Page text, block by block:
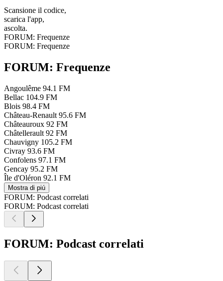
Scansione il codice,
scarica l'app,
ascolta.
FORUM: Frequenze
FORUM: Frequenze
FORUM: Frequenze
Angoulême 94.1 FM
Bellac 104.9 FM
Blois 98.4 FM
Château-Renault 95.6 FM
Châteauroux 92 FM
Châtellerault 92 FM
Chauvigny 105.2 FM
Civray 93.6 FM
Confolens 97.1 FM
Gencay 95.2 FM
Île d'Oléron 92.1 FM
Mostra di piú
FORUM: Podcast correlati
FORUM: Podcast correlati
FORUM: Podcast correlati